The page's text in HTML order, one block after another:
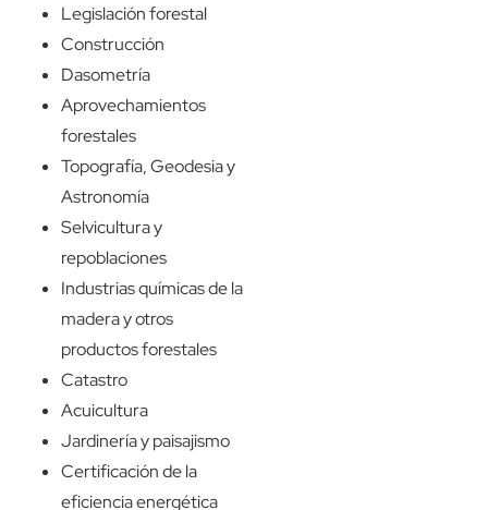
Legislación forestal
Construcción
Dasometría
Aprovechamientos
forestales
Topografía, Geodesia y
Astronomía
Selvicultura y
repoblaciones
Industrias químicas de la
madera y otros
productos forestales
Catastro
Acuicultura
Jardinería y paisajismo
Certificación de la
eficiencia energética